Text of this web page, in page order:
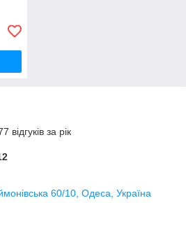
відгуків за рік
60/10, Одеса, Україна